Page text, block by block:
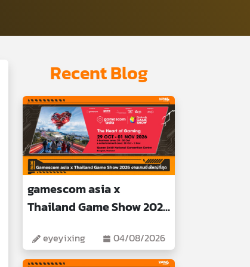
Recent Blog
gamescom asia x
Thailand Game Show 2026
eyeyixing 04/08/2026